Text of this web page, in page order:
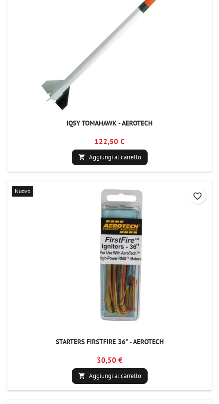
IQSY TOMAHAWK - AEROTECH
122,50 €
 Aggiungi al carrello
Nuovo
STARTERS FIRSTFIRE 36" - AEROTECH
30,50 €
 Aggiungi al carrello
favorite_border